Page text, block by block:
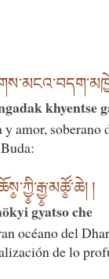
khyentse
amor, soberano
།
gyatso che
océano del
de lo